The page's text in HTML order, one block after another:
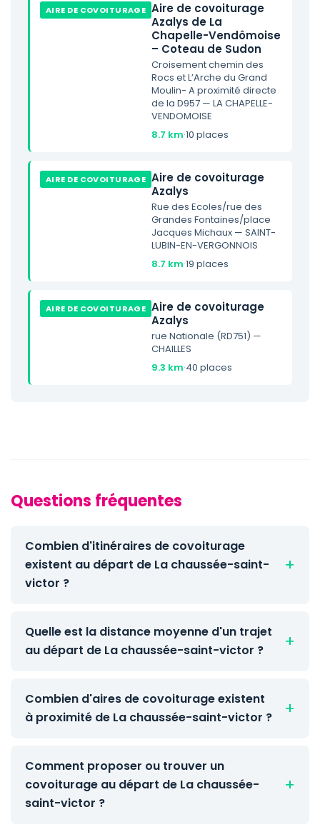
AIRE DE COVOITURAGE Aire de covoiturage
Azalys de La
Chapelle-Vendômoise
– Coteau de Sudon
Croisement chemin des
Rocs et L’Arche du Grand
Moulin- A proximité directe
de la D957 — LA CHAPELLE-
VENDOMOISE
8.7 km·10 places
AIRE DE COVOITURAGE Aire de covoiturage
Azalys
Rue des Ecoles/rue des
Grandes Fontaines/place
Jacques Michaux — SAINT-
LUBIN-EN-VERGONNOIS
8.7 km·19 places
AIRE DE COVOITURAGE Aire de covoiturage
Azalys
rue Nationale (RD751) —
CHAILLES
9.3 km·40 places
Questions fréquentes
Combien d'itinéraires de covoiturage
existent au départ de La chaussée-saint-
victor ?
Quelle est la distance moyenne d'un trajet
au départ de La chaussée-saint-victor ?
Combien d'aires de covoiturage existent
à proximité de La chaussée-saint-victor ?
Comment proposer ou trouver un
covoiturage au départ de La chaussée-
saint-victor ?